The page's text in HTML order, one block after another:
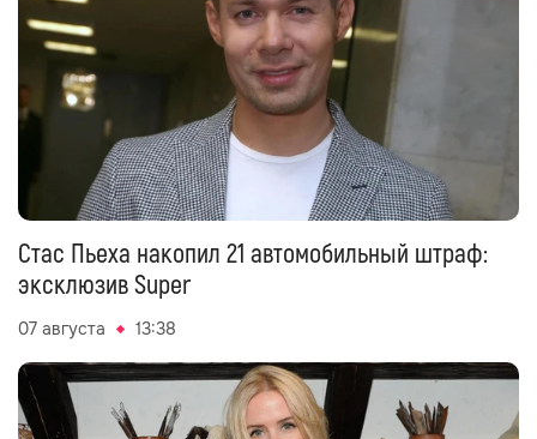
Стас Пьеха накопил 21 автомобильный штраф:
эксклюзив Super
07 августа 13:38